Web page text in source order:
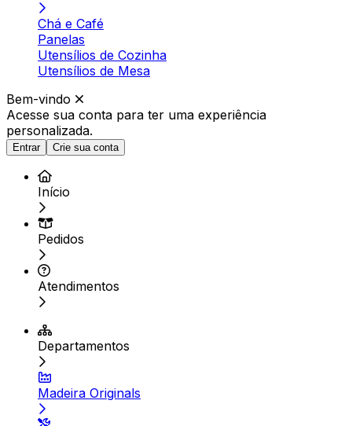
Chá e Café
Panelas
Utensílios de Cozinha
Utensílios de Mesa
Bem-vindo
Acesse sua conta para ter uma experiência
personalizada.
Entrar Crie sua conta
Início
Pedidos
Atendimentos
Departamentos
Madeira Originals